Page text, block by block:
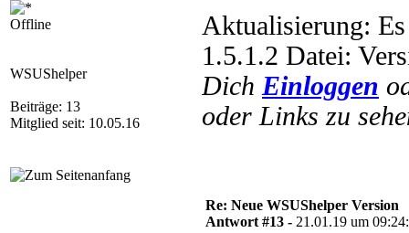
Offline
WSUShelper
Beiträge: 13
Mitglied seit: 10.05.16
Aktualisierung:
1.5.1.2 Datei:
Dich Einloggen
oder Links zu
Re: Neue WSUShelper Version
Antwort #13 - 21.01.19 um